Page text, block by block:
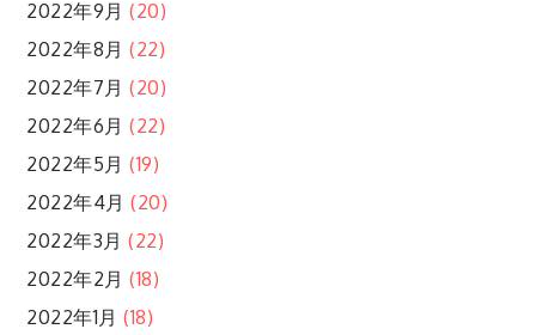
2022年9月 (20)
2022年8月 (22)
2022年7月 (20)
2022年6月 (22)
2022年5月 (19)
2022年4月 (20)
2022年3月 (22)
2022年2月 (18)
2022年1月 (18)